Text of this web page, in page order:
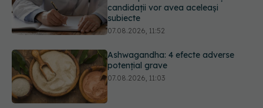
Ashwagandha: 4 efecte adverse
potențial grave
07.08.2026, 11:03
Ți-ai mărit buzele? Cele 4 greșeli
care pot strica rezultatul după